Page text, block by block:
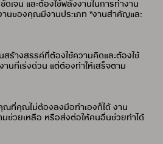
เจน และต้องใช้พลังงานในการทำงาน
นของคุณมีงานประเภท “งานสำคัญและ
สร้างสรรค์ที่ต้องใช้ความคิดและต้องใช้
งานที่เร่งด่วน แต่ต้องทำให้เสร็จตาม
ที่คุณไม่ต้องลงมือทำเองก็ได้ งาน
ช่วยเหลือ หรือส่งต่อให้คนอื่นช่วยทำได้